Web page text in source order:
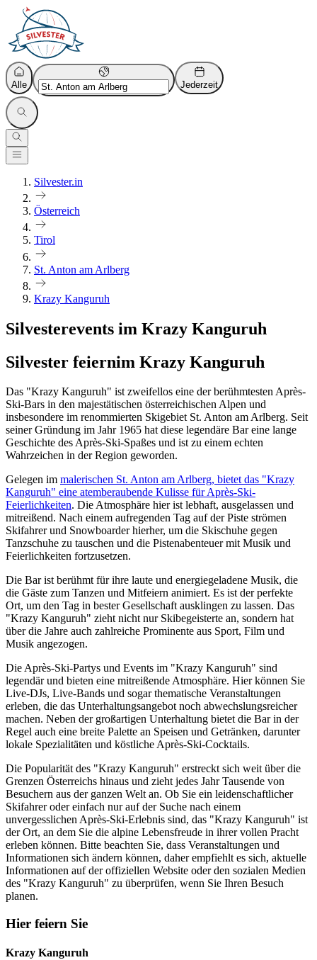
Alle Jederzeit
Silvester.in
Österreich
Tirol
St. Anton am Arlberg
Krazy Kanguruh
Silvesterevents im Krazy Kanguruh
Silvester feiernim Krazy Kanguruh
Das "Krazy Kanguruh" ist zweifellos eine der berühmtesten Après-
Ski-Bars in den majestätischen österreichischen Alpen und
insbesondere im renommierten Skigebiet St. Anton am Arlberg. Seit
seiner Gründung im Jahr 1965 hat diese legendäre Bar eine lange
Geschichte des Après-Ski-Spaßes und ist zu einem echten
Wahrzeichen in der Region geworden.
Gelegen im malerischen St. Anton am Arlberg, bietet das "Krazy
Kanguruh" eine atemberaubende Kulisse für Après-Ski-
Feierlichkeiten. Die Atmosphäre hier ist lebhaft, ausgelassen und
mitreißend. Nach einem aufregenden Tag auf der Piste strömen
Skifahrer und Snowboarder hierher, um die Skischuhe gegen
Tanzschuhe zu tauschen und die Pistenabenteuer mit Musik und
Feierlichkeiten fortzusetzen.
Die Bar ist berühmt für ihre laute und energiegeladene Musik, die
die Gäste zum Tanzen und Mitfeiern animiert. Es ist der perfekte
Ort, um den Tag in bester Gesellschaft ausklingen zu lassen. Das
"Krazy Kanguruh" zieht nicht nur Skibegeisterte an, sondern hat
über die Jahre auch zahlreiche Prominente aus Sport, Film und
Musik angezogen.
Die Après-Ski-Partys und Events im "Krazy Kanguruh" sind
legendär und bieten eine mitreißende Atmosphäre. Hier können Sie
Live-DJs, Live-Bands und sogar thematische Veranstaltungen
erleben, die das Unterhaltungsangebot noch abwechslungsreicher
machen. Neben der großartigen Unterhaltung bietet die Bar in der
Regel auch eine breite Palette an Speisen und Getränken, darunter
lokale Spezialitäten und köstliche Après-Ski-Cocktails.
Die Popularität des "Krazy Kanguruh" erstreckt sich weit über die
Grenzen Österreichs hinaus und zieht jedes Jahr Tausende von
Besuchern aus der ganzen Welt an. Ob Sie ein leidenschaftlicher
Skifahrer oder einfach nur auf der Suche nach einem
unvergesslichen Après-Ski-Erlebnis sind, das "Krazy Kanguruh" ist
der Ort, an dem Sie die alpine Lebensfreude in ihrer vollen Pracht
erleben können. Bitte beachten Sie, dass Veranstaltungen und
Informationen sich ändern können, daher empfiehlt es sich, aktuelle
Informationen auf der offiziellen Website oder den sozialen Medien
des "Krazy Kanguruh" zu überprüfen, wenn Sie Ihren Besuch
planen.
Hier feiern Sie
Krazy Kanguruh